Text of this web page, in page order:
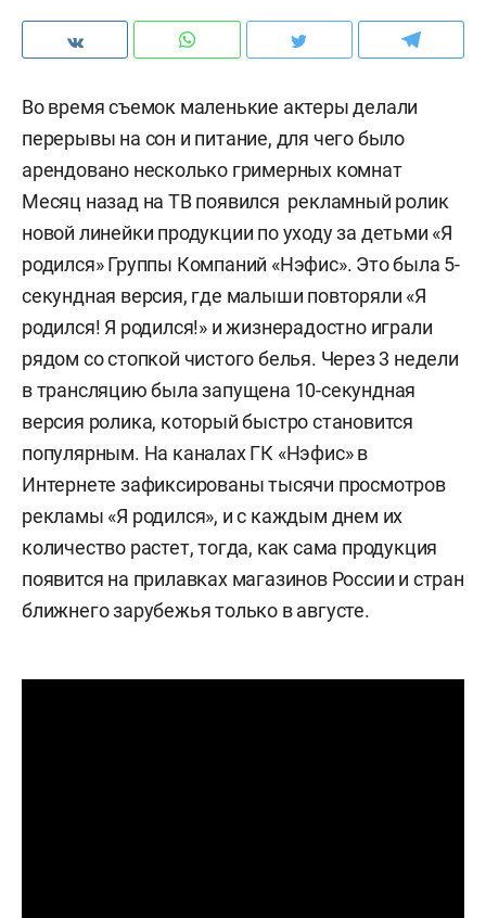
Во время съемок маленькие актеры делали
перерывы на сон и питание, для чего было
арендовано несколько гримерных комнат
Месяц назад на ТВ появился рекламный ролик
новой линейки продукции по уходу за детьми «Я
родился» Группы Компаний «Нэфис». Это была 5-
секундная версия, где малыши повторяли «Я
родился! Я родился!» и жизнерадостно играли
рядом со стопкой чистого белья. Через 3 недели
в трансляцию была запущена 10-секундная
версия ролика, который быстро становится
популярным. На каналах ГК «Нэфис» в
Интернете зафиксированы тысячи просмотров
рекламы «Я родился», и с каждым днем их
количество растет, тогда, как сама продукция
появится на прилавках магазинов России и стран
ближнего зарубежья только в августе.